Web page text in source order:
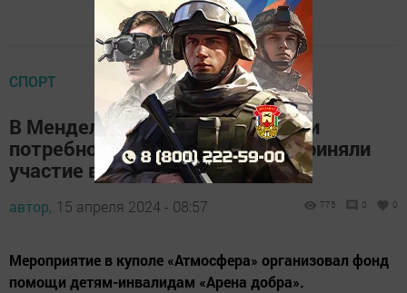
СПОРТ
В Менделеевске дети с особыми
потребностями и их родители приняли
участие в игре «Корнхолл»
автор, 15 апреля 2024 - 08:57 775 0 0
Мероприятие в куполе «Атмосфера» организовал фонд
помощи детям-инвалидам «Арена добра».